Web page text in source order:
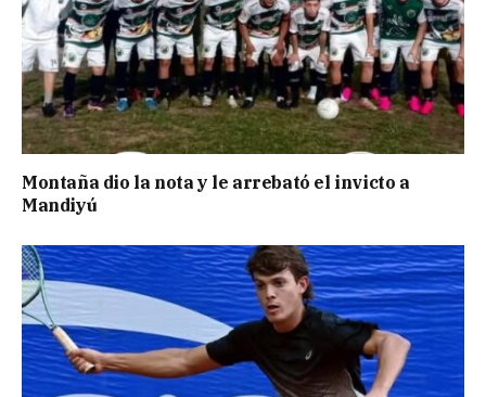
Montaña dio la nota y le arrebató el invicto a
Mandiyú